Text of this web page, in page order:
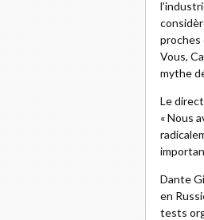
proches
Vous,
mythe
Le
« Nous
Dante
en
tests